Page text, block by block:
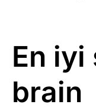
En
brain